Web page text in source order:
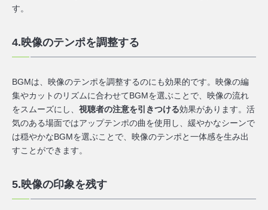
す。
4.映像のテンポを調整する
BGMは、映像のテンポを調整するのにも効果的です。映像の編
集やカットのリズムに合わせてBGMを選ぶことで、映像の流れ
をスムーズにし、 視聴者の注意を引きつける効果があります。活
気のある場面ではアップテンポの曲を使用し、緩やかなシーンで
は穏やかなBGMを選ぶことで、映像のテンポと一体感を生み出
すことができます。
5.映像の印象を残す